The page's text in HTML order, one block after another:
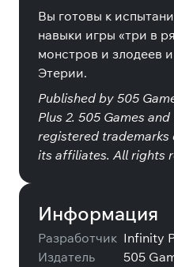
Вы готовы к
навыки игры «три в
монстров и злодеев
Этерии.
Published by 505
Plus 2. 505 Games
registered trademarks
its affiliates. All rights
Информация
Разработчик Infinity
Издатель
505